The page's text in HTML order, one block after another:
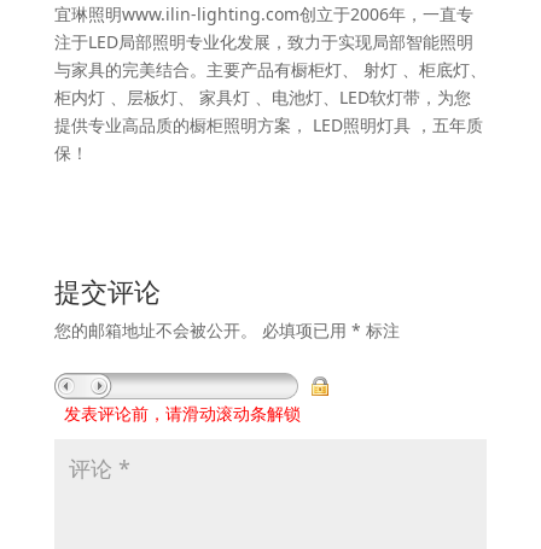
宜琳照明www.ilin-lighting.com创立于2006年，一直专
注于LED局部照明专业化发展，致力于实现局部智能照明
与家具的完美结合。主要产品有橱柜灯、 射灯 、柜底灯、
柜内灯 、层板灯、 家具灯 、电池灯、LED软灯带，为您
提供专业高品质的橱柜照明方案， LED照明灯具 ，五年质
保！
提交评论
您的邮箱地址不会被公开。 必填项已用 * 标注
发表评论前，请滑动滚动条解锁